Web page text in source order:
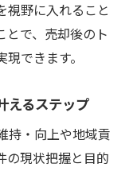
視野に入れること
とで、売却後のト
できます。
えるステップ
持・向上や地域貢
の現状把握と目的